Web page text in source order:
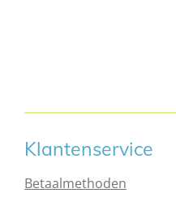
Klantenservice
Betaalmethoden